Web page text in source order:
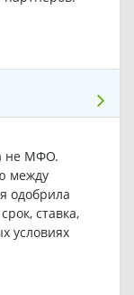
не МФО.
между
одобрила
ставка,
условиях